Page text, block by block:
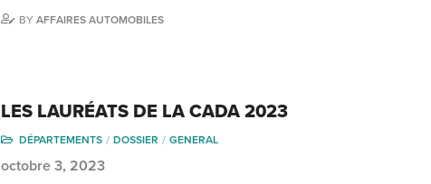
BYAFFAIRES AUTOMOBILES
LES LAURÉATS DE LA CADA 2023
DÉPARTEMENTS DOSSIER GENERAL
octobre 3, 2023